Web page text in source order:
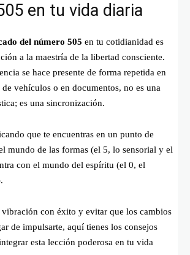
en tu vida diaria
del número 505 en tu cotidianidad es
a la maestría de la libertad consciente.
se hace presente de forma repetida en
vehículos o en documentos, no es una
es una sincronización.
que te encuentras en un punto de
mundo de las formas (el 5, lo sensorial y el
con el mundo del espíritu (el 0, el
vibración con éxito y evitar que los cambios
de impulsarte, aquí tienes los consejos
esta lección poderosa en tu vida